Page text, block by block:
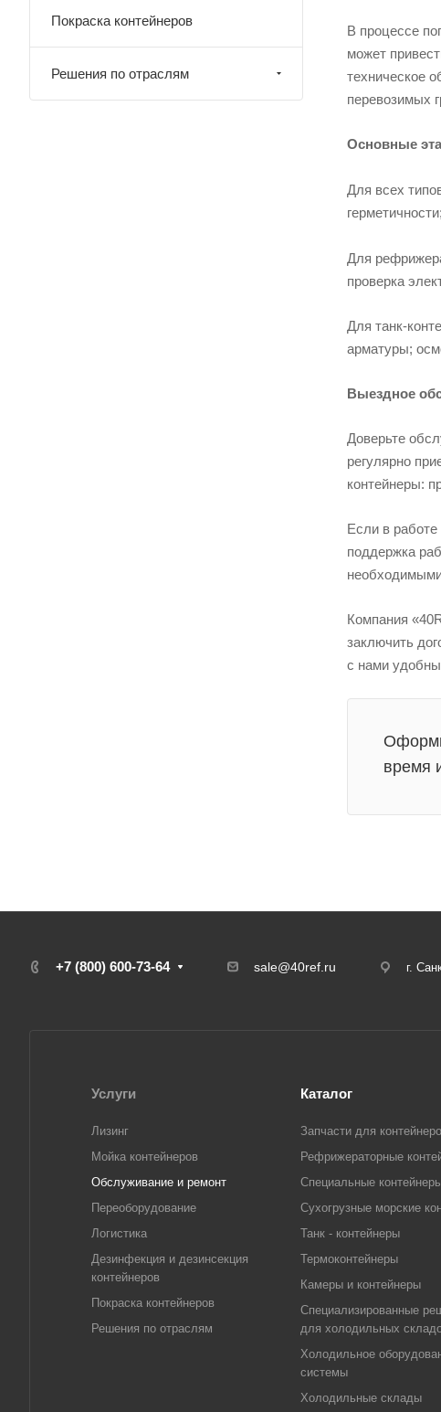
В процессе
может
техническое
перевозимых
Основные
Для всех
Для
проверка
Для танк-
арматуры;
Выездное
Доверьте
регулярно
контейнеры:
Если в
поддержка
Компания
заключить
с нами
время
Покраска контейнеров
Решения по отраслям
+7 (800) 600-73-64 sale@40ref.ru г.
Услуги
Лизинг
Мойка контейнеров
Обслуживание и ремонт
Переоборудование
Логистика
Дезинфекция и дезинсекция
контейнеров
Покраска контейнеров
Решения по отраслям
Каталог
Запчасти для
Рефрижераторные
Специальные
Сухогрузные морские
Танк - контейнеры
Термоконтейнеры
Камеры и контейнеры
Специализированные
для холодильных
Холодильное
системы
Холодильные склады